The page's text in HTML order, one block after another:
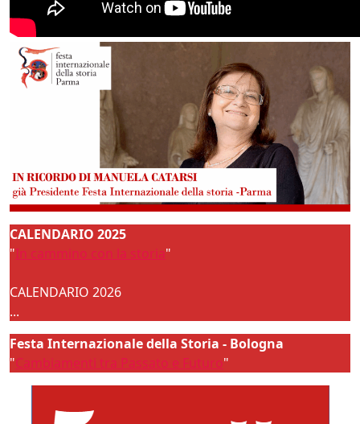
CALENDARIO 2025
"In cammino con la storia"
CALENDARIO 2026
...
Festa Internazionale della Storia - Bologna
"Cambiamenti tra Passato e Futuro"